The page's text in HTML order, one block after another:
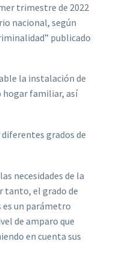
trimestre de 2022
nacional, según
publicado
la instalación de
hogar familiar, así
diferentes grados de
necesidades de la
tanto, el grado de
es un parámetro
de amparo que
en cuenta sus